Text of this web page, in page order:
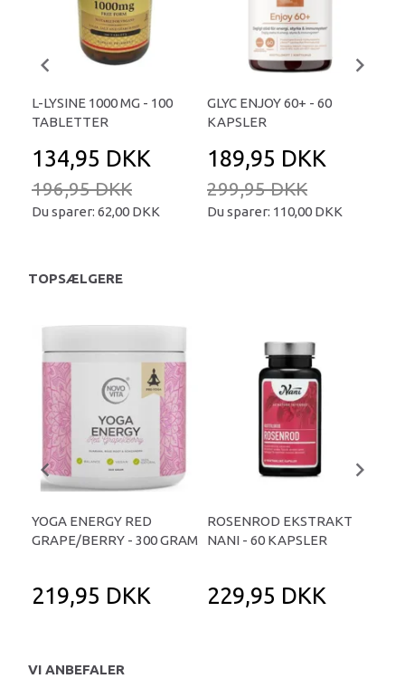
L-LYSINE 1000 MG - 100
TABLETTER
134,95 DKK
196,95 DKK
Du sparer: 62,00 DKK
GLYC ENJOY 60+ - 60
KAPSLER
189,95 DKK
299,95 DKK
Du sparer: 110,00 DKK
TOPSÆLGERE
YOGA ENERGY RED
GRAPE/BERRY - 300 GRAM
219,95 DKK
ROSENROD EKSTRAKT
NANI - 60 KAPSLER
229,95 DKK
VI ANBEFALER